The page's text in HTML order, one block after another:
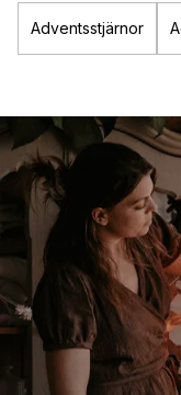
Adventsstjärnor